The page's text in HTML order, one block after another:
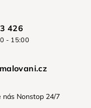
426
- 15:00
nás Nonstop 24/7